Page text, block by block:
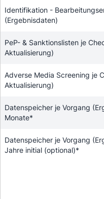
Identifikation -
(Ergebnisdaten)
PeP- & Sanktionslisten je
Aktualisierung)
Adverse Media Screening je
Aktualisierung)
Datenspeicher je Vorgang
Monate*
Datenspeicher je Vorgang
Jahre initial (optional)*